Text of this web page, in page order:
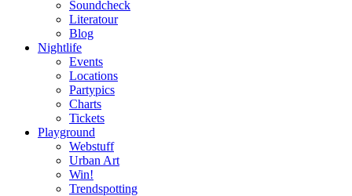
Soundcheck
Literatour
Blog
Nightlife
Events
Locations
Partypics
Charts
Tickets
Playground
Webstuff
Urban Art
Win!
Trendspotting